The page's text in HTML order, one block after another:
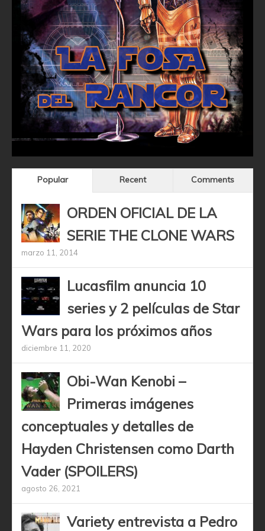
Popular Recent Comments
ORDEN OFICIAL DE LA
SERIE THE CLONE WARS
marzo 11, 2014
Lucasfilm anuncia 10
series y 2 películas de Star
Wars para los próximos años
diciembre 11, 2020
Obi-Wan Kenobi –
Primeras imágenes
conceptuales y detalles de
Hayden Christensen como Darth
Vader (SPOILERS)
agosto 26, 2021
Variety entrevista a Pedro